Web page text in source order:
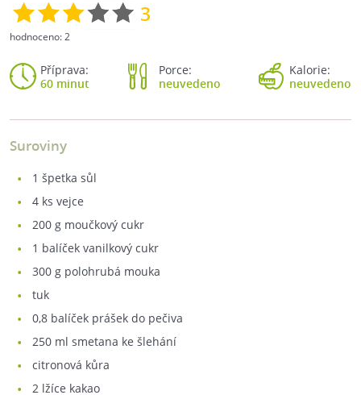
3
hodnoceno:2
Příprava:
60 minut
Porce:
neuvedeno
Kalorie:
neuvedeno
Suroviny
1 špetka sůl
4 ks vejce
200 g moučkový cukr
1 balíček vanilkový cukr
300 g polohrubá mouka
tuk
0,8 balíček prášek do pečiva
250 ml smetana ke šlehání
citronová kůra
2 lžíce kakao